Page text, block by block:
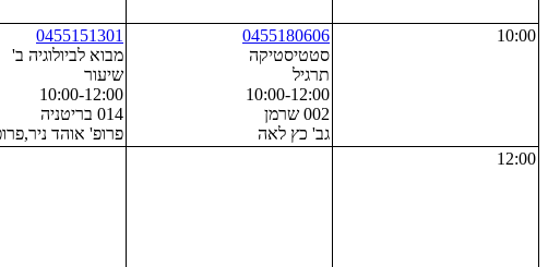
10:00
0455180606
סטטיסטיקה
תרגיל
10:00-12:00
002 שרמן
גב' כץ לאה
0455151301
מבוא לביולוגיה ב'
שיעור
10:00-12:00
014 בריטניה
פרופ' אוהד
12:00